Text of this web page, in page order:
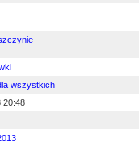
wszystkich
20:48